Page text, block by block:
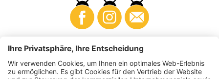
Business Produzenten